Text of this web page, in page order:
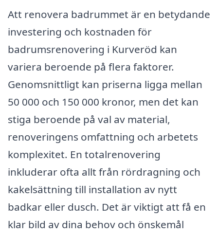
Att renovera badrummet är en betydande
investering och kostnaden för
badrumsrenovering i Kurveröd kan
variera beroende på flera faktorer.
Genomsnittligt kan priserna ligga mellan
50 000 och 150 000 kronor, men det kan
stiga beroende på val av material,
renoveringens omfattning och arbetets
komplexitet. En totalrenovering
inkluderar ofta allt från rördragning och
kakelsättning till installation av nytt
badkar eller dusch. Det är viktigt att få en
klar bild av dina behov och önskemål